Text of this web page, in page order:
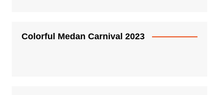
Colorful Medan Carnival 2023